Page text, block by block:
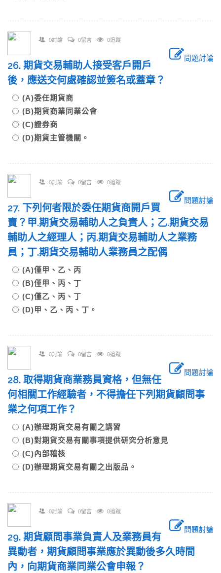
0討論 0留言 0追蹤
問題討論
26. 期貨交易輔助人接受客戶開戶
後，應送交何處確認並簽名或蓋章？
(A)委任期貨商
(B)期貨商業同業公會
(C)證券商
(D)期貨主管機關。
0討論 0留言 0追蹤
問題討論
27. 下列何者限於委任期貨商開戶買
賣？甲.期貨交易輔助人之負責人；乙.期貨交易
輔助人之經理人；丙.期貨交易輔助人之業務
員；丁.期貨交易輔助人業務員之配偶
(A)僅甲、乙、丙
(B)僅甲、丙、丁
(C)僅乙、丙、丁
(D)甲、乙、丙、丁。
0討論 0留言 0追蹤
問題討論
28. 取得期貨商業務員資格，但無任
何相關工作經驗者，不得擔任下列期貨顧問事
業之何項工作？
(A)辦理期貨交易有關之講習
(B)對期貨交易有關事項提供研究分析意見
(C)內部稽核
(D)辦理期貨交易有關之出版品。
0討論 0留言 0追蹤
問題討論
29. 期貨顧問事業負責人及業務員有
異動者，期貨顧問事業應於異動後多久時間
內，向期貨商業同業公會申報？